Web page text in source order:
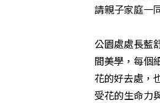
請親子家庭一
公園處處長藍
間美學，每個
花的好去處，
受花的生命力